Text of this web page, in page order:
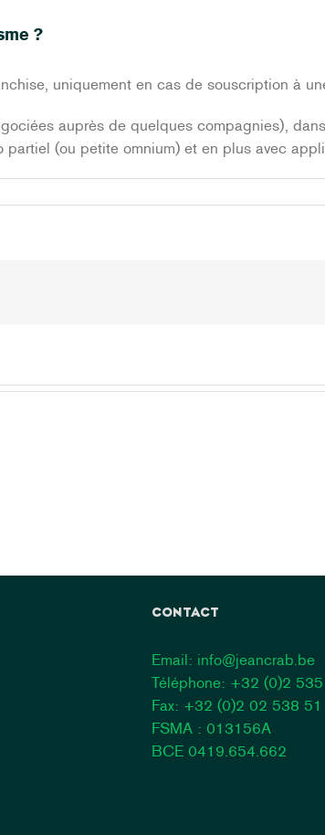
?
uniquement en cas de souscription à
auprès de quelques compagnies),
partiel (ou petite omnium) et en plus avec
CONTACT
Email: info@jeancrab.be
Téléphone: +32 (0)2
Fax: +32 (0)2 02 538
FSMA : 013156A
BCE 0419.654.662